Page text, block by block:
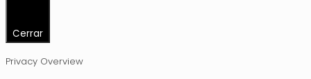
Cerrar
Privacy Overview